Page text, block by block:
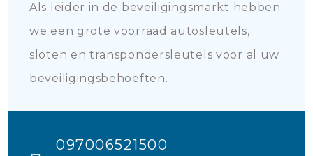
Als leider in de beveiligingsmarkt hebben
we een grote voorraad autosleutels,
sloten en transpondersleutels voor al uw
beveiligingsbehoeften.
097006521500